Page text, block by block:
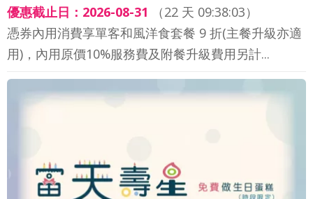
優惠截止日：2026-08-31 （22 天 09:38:01）
憑券內用消費享單客和風洋食套餐 9 折(主餐升級亦適
用)，內用原價10%服務費及附餐升級費用另計...